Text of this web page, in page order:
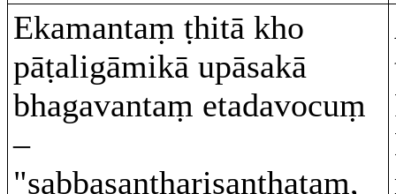
Ekamantaṃ ṭhitā kho
pāṭaligāmikā upāsakā
bhagavantaṃ etadavocuṃ
–
"sabbasantharisanthataṃ,